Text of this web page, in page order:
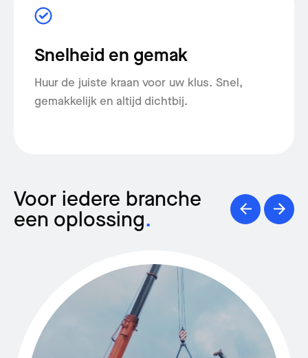
Snelheid en gemak
Huur de juiste kraan voor uw klus. Snel,
gemakkelijk en altijd dichtbij.
Voor iedere branche
een oplossing.